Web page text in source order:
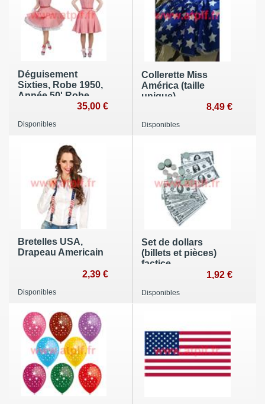
Déguisement
Sixties, Robe 1950,
Année 50' Robe
Fifties, Femme35,00 €
Disponibles
Collerette Miss
América (taille
unique)
8,49 €
Disponibles
Bretelles USA,
Drapeau Americain
2,39 €
Disponibles
Set de dollars
(billets et pièces)
factice
1,92 €
Disponibles